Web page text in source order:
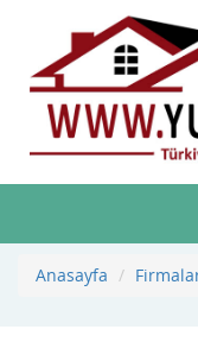
Anasayfa